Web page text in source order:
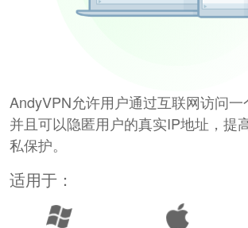
AndyVPN允许用户通过互联网访问一
并且可以隐匿用户的真实IP地址，提
私保护。
适用于：